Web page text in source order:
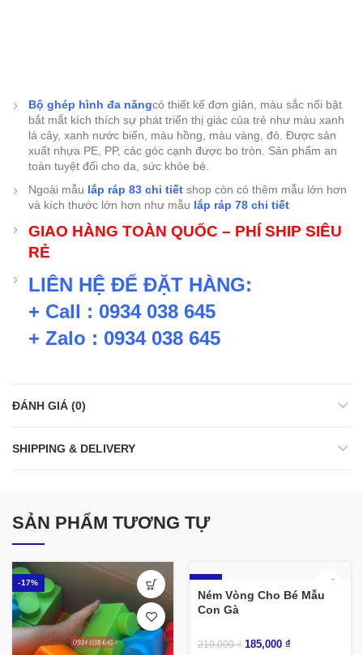
Bộ ghép hình đa năngcó thiết kế đơn giản, màu sắc nổi bật
bắt mắt kích thích sự phát triển thị giác của trẻ như màu xanh
lá cây, xanh nước biển, màu hồng, màu vàng, đỏ. Được sản
xuất nhựa PE, PP, các góc cạnh được bo tròn. Sản phẩm an
toàn tuyệt đối cho da, sức khỏe bé.
Ngoài mẫu lắp ráp 83 chi tiết shop còn có thêm mẫu lớn hơn
và kích thước lớn hơn như mẫu lắp ráp 78 chi tiết
GIAO HÀNG TOÀN QUỐC – PHÍ SHIP SIÊU
RẺ
LIÊN HỆ ĐỂ ĐẶT HÀNG:
+ Call : 0934 038 645
+ Zalo : 0934 038 645
ĐÁNH GIÁ (0)
SHIPPING & DELIVERY
SẢN PHẨM TƯƠNG TỰ
-17% -12%
Ném Vòng Cho Bé Mẫu
Con Gà
210,000₫ 185,000 ₫